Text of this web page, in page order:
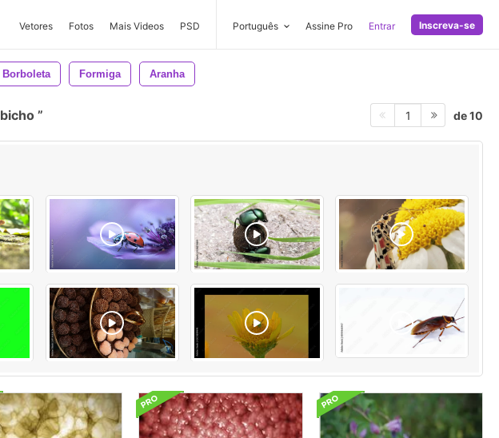
Vetores Fotos Mais Videos PSD Português Assine Pro Entrar Inscreva-se
Borboleta Formiga Aranha
bicho 1 de 10